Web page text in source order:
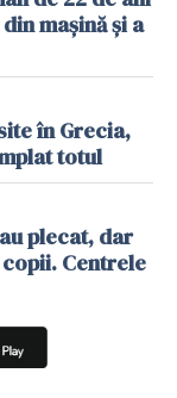
mașină și a
în Grecia,
totul
plecat, dar
Centrele